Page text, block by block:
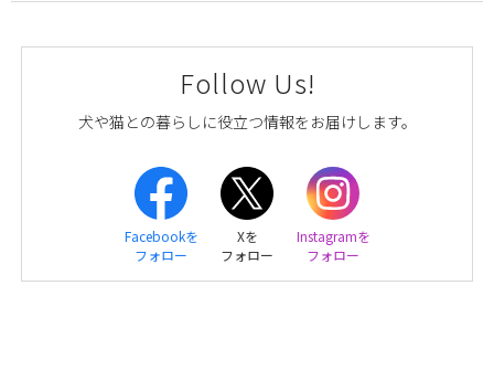
Follow Us!
犬や猫との暮らしに役立つ情報をお届けします。
Facebookを
フォロー
Xを
フォロー
Instagramを
フォロー